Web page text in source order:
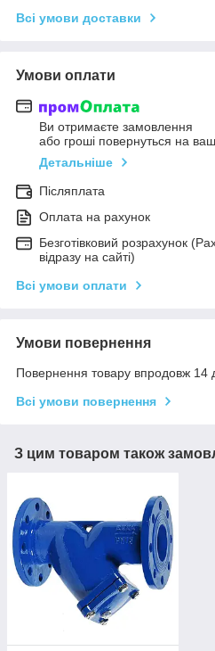
Всі умови доставки
Умови оплати
Ви отримаєте замовлення
або гроші повернуться на
Детальніше
Післяплата
Оплата на рахунок
Безготівковий розрахунок
відразу на сайті)
Всі умови оплати
Умови повернення
Повернення товару впродовж 14
Всі умови повернення
З цим товаром також